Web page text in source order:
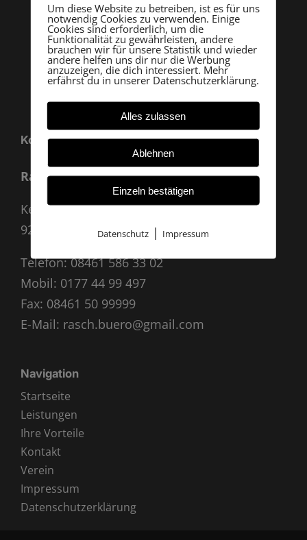
Kontakt
Rasch Archäologie
Kevenhüll A 33
92339 Beilngries
Telefon:08461 586 33 02
Mobil: 0177 44 99 497
Fax: 08461 50 99999
E-Mail: rasch.buero@gmail.com
Navigation
Startseite
Leistungen
Ihre Vorteile
Kontakt
Verein
Impressum
Datenschutzerklärung
Um diese Website zu betreiben, ist es für uns
notwendig Cookies zu verwenden. Einige
Cookies sind erforderlich, um die
Funktionalität zu gewährleisten, andere
brauchen wir für unsere Statistik und wieder
andere helfen uns dir nur die Werbung
anzuzeigen, die dich interessiert. Mehr
erfährst du in unserer Datenschutzerklärung.
Alles zulassen
Ablehnen
Einzeln bestätigen
Datenschutz | Impressum